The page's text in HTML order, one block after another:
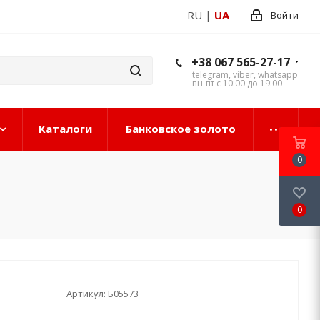
Войти
RU | UA
+38 067 565-27-17
telegram, viber, whatsapp
пн-пт с 10:00 до 19:00
Каталоги Банковское золото
Артикул: Б05573
0
0